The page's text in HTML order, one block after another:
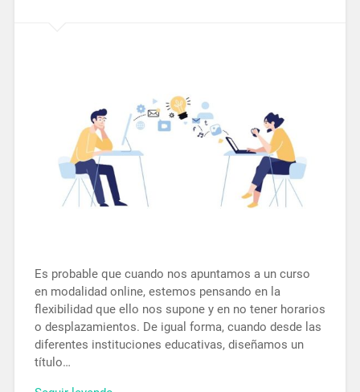
Es probable que cuando nos apuntamos a un curso
en modalidad online, estemos pensando en la
flexibilidad que ello nos supone y en no tener horarios
o desplazamientos. De igual forma, cuando desde las
diferentes instituciones educativas, diseñamos un
título…